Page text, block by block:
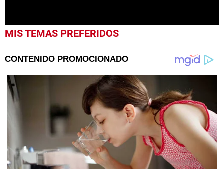
0
seconds
seconds
MIS TEMAS PREFERIDOS